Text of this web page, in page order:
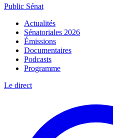
Public Sénat
Actualités
Sénatoriales 2026
Émissions
Documentaires
Podcasts
Programme
Le direct